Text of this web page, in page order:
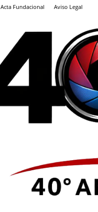
Acta Fundacional Aviso Legal